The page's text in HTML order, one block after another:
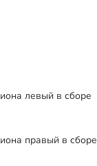
левый в сборе
правый в сборе